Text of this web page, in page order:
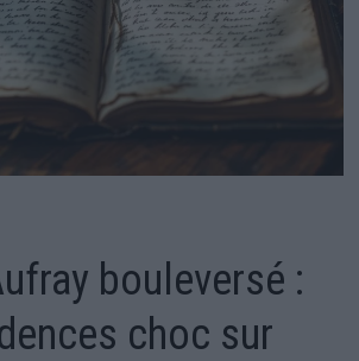
bouleversé :
choc sur